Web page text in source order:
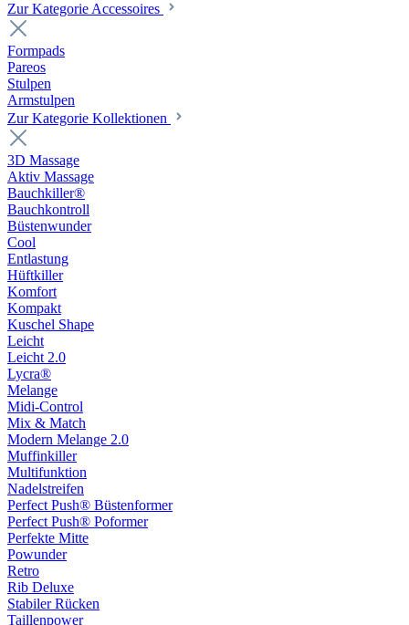
Zur Kategorie Accessoires
Formpads
Pareos
Stulpen
Armstulpen
Zur Kategorie Kollektionen
3D Massage
Aktiv Massage
Bauchkiller®
Bauchkontroll
Büstenwunder
Cool
Entlastung
Hüftkiller
Komfort
Kompakt
Kuschel Shape
Leicht
Leicht 2.0
Lycra®
Melange
Midi-Control
Mix & Match
Modern Melange 2.0
Muffinkiller
Multifunktion
Nadelstreifen
Perfect Push® Büstenformer
Perfect Push® Poformer
Perfekte Mitte
Powunder
Retro
Rib Deluxe
Stabiler Rücken
Taillenpower